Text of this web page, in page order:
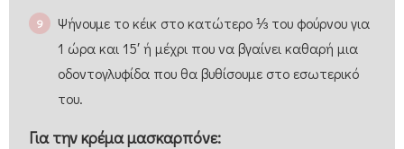
Ψήνουμε το κέικ στο κατώτερο ⅓ του φούρνου για
1 ώρα και 15′ ή μέχρι που να βγαίνει καθαρή μια
οδοντογλυφίδα που θα βυθίσουμε στο εσωτερικό
του.
Για την κρέμα μασκαρπόνε: